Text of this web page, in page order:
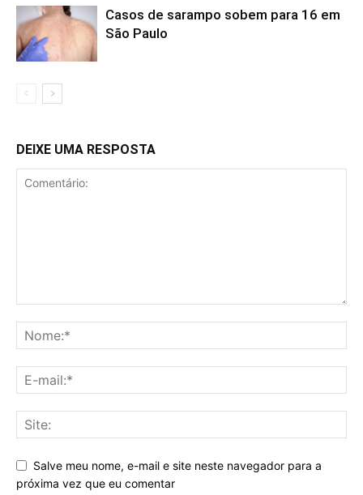
Casos de sarampo sobem para 16 em
São Paulo
DEIXE UMA RESPOSTA
Salve meu nome, e-mail e site neste navegador para a
próxima vez que eu comentar